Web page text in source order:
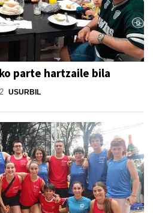
parte hartzaile bila
USURBIL